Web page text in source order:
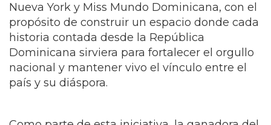
título Miss Mundo Dominicana asume cada
año el compromiso de convertirse en
corresponsal de Noticias N+ Univision 41
Nueva York, una plataforma única que
permite a cada reina representar al país no
solo desde la belleza, sino también desde la